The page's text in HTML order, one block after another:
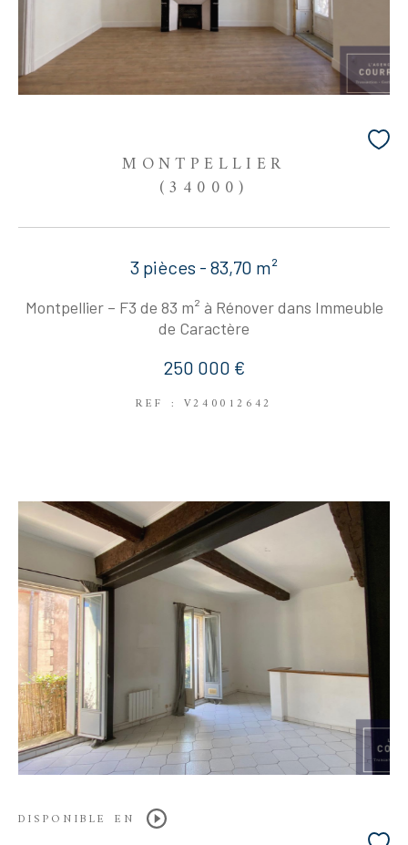
MONTPELLIER
(34000)
3 pièces - 83,70 m²
Montpellier – F3 de 83 m² à Rénover dans Immeuble
de Caractère
250 000 €
REF : V240012642
DISPONIBLE EN